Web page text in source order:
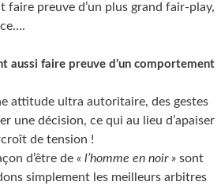
faire preuve d’un plus grand fair-play,
aussi faire preuve d’un comportement
attitude ultra autoritaire, des gestes
une décision, ce qui au lieu d’apaiser
de tension !
d’être de « l’homme en noir » sont
simplement les meilleurs arbitres